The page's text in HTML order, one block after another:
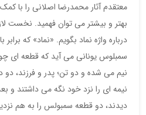
معتقدم آثار محمدرضا اصلانی را با
بهتر و بیشتر می توان فهمید. نخست
درباره واژه نماد بگویم. «نماد» که
سمبلوس یونانی می آید که قطعه ای
نیم می شده و دو تن؛ پدر و فرزند،
نیمه ای را نزد خود نگه می داشتند و
دیدند، دو قطعه سمبولس را به هم